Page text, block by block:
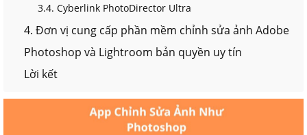
3.4. Cyberlink PhotoDirector Ultra
4. Đơn vị cung cấp phần mềm chỉnh sửa ảnh Adobe
Photoshop và Lightroom bản quyền uy tín
Lời kết